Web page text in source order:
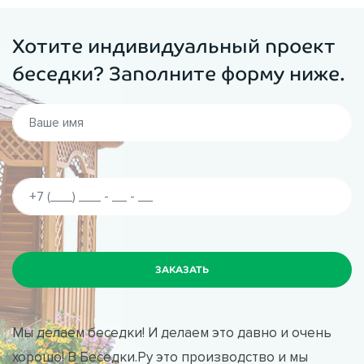
Стиль:
Изготовление:Мы самостоятельно изготавливаем
декоративные мостики. Весь процесс производится в
сжатые сроки и выполняется только из
высококачественных материалов.
Основные преимущества интернет-магазина ВБеседки.Ру:
Занимаемся производством декоративных мостиков более
17 лет;
Больше 500 довольных клиентов, которые сделали заказ
Хотите индивидуальный проект
беседки? Заполните форму ниже.
Мы делаем беседки! И делаем это давно и очень
хорошо! В Беседки.Ру это производство и мы